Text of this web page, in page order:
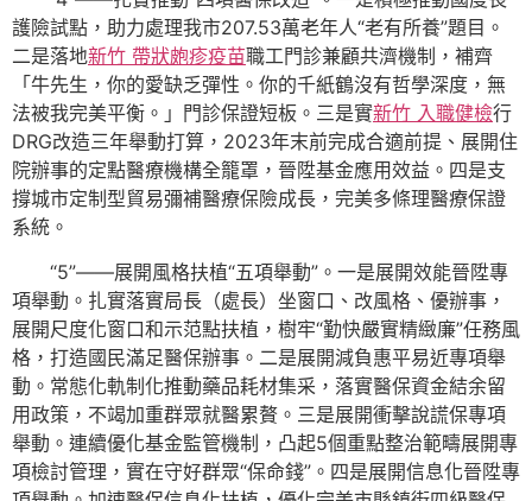
護險試點，助力處理我市207.53萬老年人“老有所養”題目。
二是落地新竹 帶狀皰疹疫苗職工門診兼顧共濟機制，補齊
「牛先生，你的愛缺乏彈性。你的千紙鶴沒有哲學深度，無
法被我完美平衡。」門診保證短板。三是實新竹 入職健檢行
DRG改造三年舉動打算，2023年末前完成合適前提、展開住
院辦事的定點醫療機構全籠罩，晉陞基金應用效益。四是支
撐城市定制型貿易彌補醫療保險成長，完美多條理醫療保證
系統。
“5”——展開風格扶植“五項舉動”。一是展開效能晉陞專
項舉動。扎實落實局長（處長）坐窗口、改風格、優辦事，
展開尺度化窗口和示范點扶植，樹牢“勤快嚴實精緻廉”任務風
格，打造國民滿足醫保辦事。二是展開減負惠平易近專項舉
動。常態化軌制化推動藥品耗材集采，落實醫保資金結余留
用政策，不竭加重群眾就醫累贅。三是展開衝擊說謊保專項
舉動。連續優化基金監管機制，凸起5個重點整治範疇展開專
項檢討管理，實在守好群眾“保命錢”。四是展開信息化晉陞專